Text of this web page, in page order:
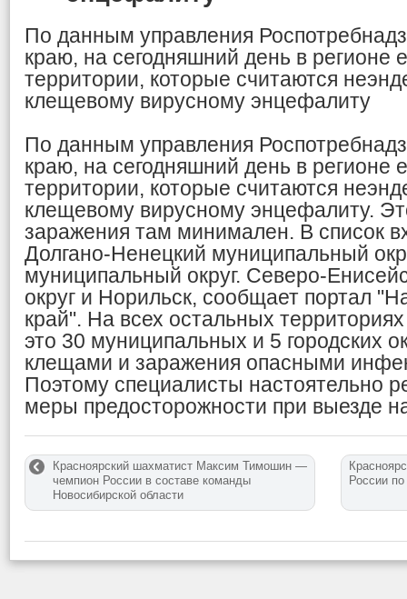
По данным управления
краю, на сегодняшний день в регионе
территории, которые считаются
клещевому вирусному энцефалиту
По данным управления
краю, на сегодняшний день в регионе
территории, которые считаются
клещевому вирусному энцефалиту.
заражения там минимален. В список
Долгано-Ненецкий муниципальный
муниципальный округ. Северо-
округ и Норильск, сообщает портал
край". На всех остальных
это 30 муниципальных и 5 городских
клещами и заражения опасными
Поэтому специалисты настоятельно
меры предосторожности при выезде
Красноярский шахматист Максим Тимошин —
чемпион России в составе команды
Новосибирской области
России